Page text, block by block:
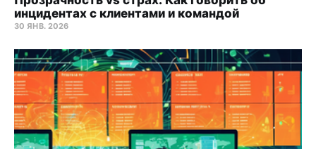
инцидентах с клиентами и командой
30 ЯНВ. 2026